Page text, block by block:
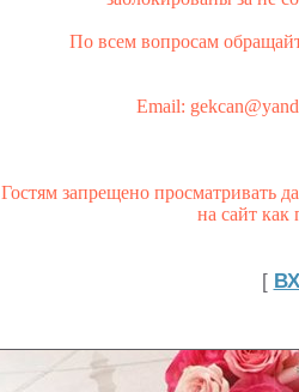
По всем вопросам
Email:
Гостям запрещено просматривать
на сайт как
[